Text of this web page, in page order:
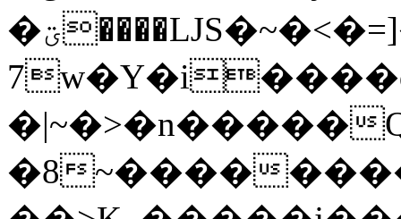
�ؾ����ǇS�~�<�=]����^vz��{{��t�%
�|~�>�n�����
�8~����